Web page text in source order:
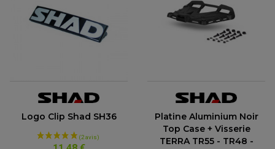
Logo Clip Shad SH36
Platine Aluminium Noir
Top Case + Visserie
TERRA TR55 - TR48 -